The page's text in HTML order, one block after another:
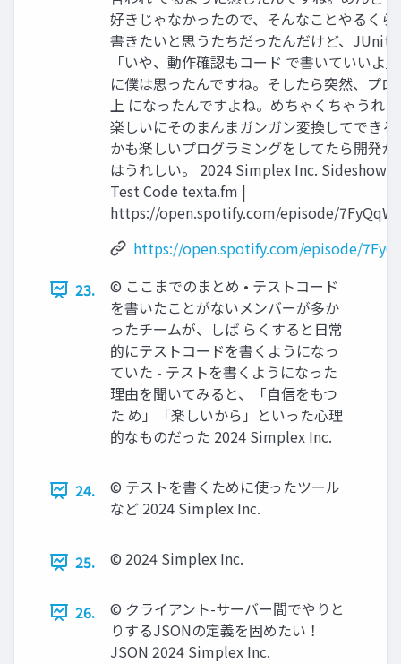
好きじゃなかったので、そんなことやるく
書きたいと思うたちだったんだけど、JUnit
「いや、動作確認もコード で書いていいよ
に僕は思ったんですね。そしたら突然、プ
上 になったんですよね。めちゃくちゃうれ
楽しいにそのまんまガンガン変換してでき
かも楽しいプログラミングをしてたら開発
はうれしい。 2024 Simplex Inc. Sideshow
Test Code texta.fm |
https://open.spotify.com/episode/
https://open.spotify.com/episode/
23.
©︎ ここまでのまとめ • テストコード
を書いたことがないメンバーが多か
ったチームが、しば らくすると日常
的にテストコードを書くようになっ
ていた - テストを書くようになった
理由を聞いてみると、「自信をもつ
た め」「楽しいから」といった心理
的なものだった 2024 Simplex Inc.
24.
©︎ テストを書くために使ったツール
など 2024 Simplex Inc.
25. ©︎ 2024 Simplex Inc.
26.
©︎ クライアント-サーバー間でやりと
りするJSONの定義を固めたい！
JSON 2024 Simplex Inc.